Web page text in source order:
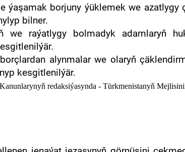
ýaşamak borjuny ýüklemek we azatlygy
bilner.
we raýatlygy bolmadyk adamlaryň
alynmalar we olaryň
kesgitlenilýär.
larynyň redaksiýasynda - Türkmenistanyň